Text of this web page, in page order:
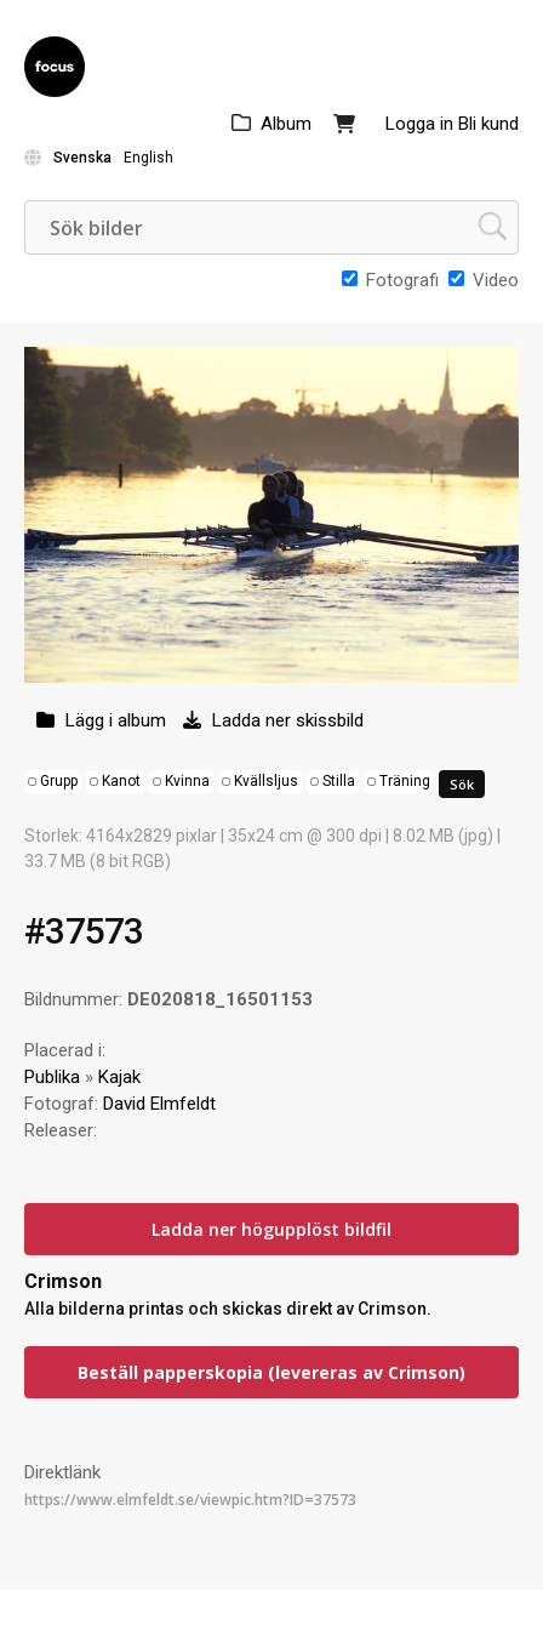
Logga in Bli kund
Album
Svenska English
Fotografi Video
Lägg i album Ladda ner skissbild
Grupp Kanot Kvinna Kvällsljus Stilla Träning
Storlek: 4164x2829 pixlar | 35x24 cm @ 300 dpi | 8.02 MB (jpg) |
33.7 MB (8 bit RGB)
#37573
Bildnummer: DE020818_16501153
Placerad i:
Publika » Kajak
Fotograf: David Elmfeldt
Releaser:
Ladda ner högupplöst bildfil
Crimson
Alla bilderna printas och skickas direkt av Crimson.
Beställ papperskopia (levereras av Crimson)
Direktlänk